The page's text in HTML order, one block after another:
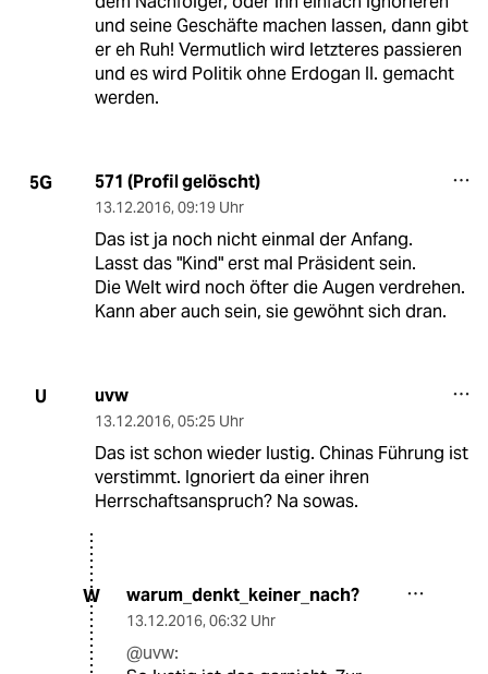
und seine Geschäfte machen lassen, dann gibt
er eh Ruh! Vermutlich wird letzteres passieren
und es wird Politik ohne Erdogan II. gemacht
werden.
5G 571 (Profil gelöscht)
13.12.2016, 09:19 Uhr
Das ist ja noch nicht einmal der Anfang.
Lasst das "Kind" erst mal Präsident sein.
Die Welt wird noch öfter die Augen verdrehen.
Kann aber auch sein, sie gewöhnt sich dran.
U uvw
13.12.2016, 05:25 Uhr
Das ist schon wieder lustig. Chinas Führung ist
verstimmt. Ignoriert da einer ihren
Herrschaftsanspruch? Na sowas.
W warum_denkt_keiner_nach?
13.12.2016, 06:32 Uhr
@uvw: